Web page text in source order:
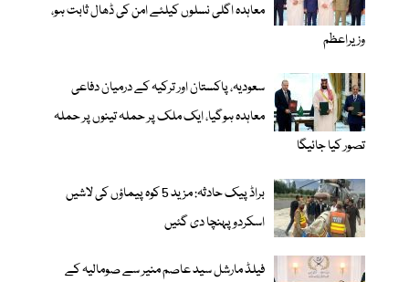
معاہدہ اگلی نسلوں کیلئے امن کی ڈھال ثابت ہو،
وزیراعظم
سعودیہ، پاکستان اور ترکیہ کے درمیان دفاعی
معاہدہ ہوگیا، ایک ملک پر حملہ تینوں پر حملہ
تصور کیا جائیگا
براڈ پیک حادثہ: مزید 5 کوہ پیماؤں کی لاشیں
اسکردو پہنچا دی گئیں
فیلڈ مارشل سید عاصم منیر سے صومالیہ کے